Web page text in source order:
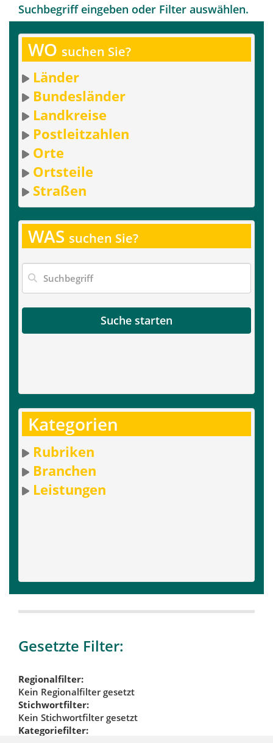
Suchbegriff eingeben oder Filter auswählen.
WO suchen Sie?
Länder
Bundesländer
Landkreise
Postleitzahlen
Orte
Ortsteile
Straßen
WAS suchen Sie?
Suche starten
Kategorien
Rubriken
Branchen
Leistungen
Gesetzte Filter:
Regionalfilter:
Kein Regionalfilter gesetzt
Stichwortfilter:
Kein Stichwortfilter gesetzt
Kategoriefilter: